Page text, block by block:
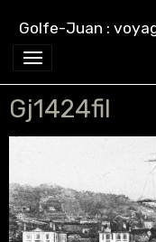
Golfe-Juan :
Gj1424fil